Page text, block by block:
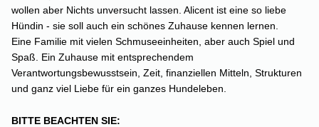
wollen aber Nichts unversucht lassen. Alicent ist eine so liebe
Hündin - sie soll auch ein schönes Zuhause kennen lernen.
Eine Familie mit vielen Schmuseeinheiten, aber auch Spiel und
Spaß. Ein Zuhause mit entsprechendem
Verantwortungsbewusstsein, Zeit, finanziellen Mitteln, Strukturen
und ganz viel Liebe für ein ganzes Hundeleben.
BITTE BEACHTEN SIE: